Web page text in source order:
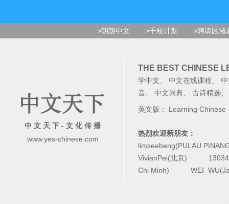
>朗朗中文 >千校计划 >聘请区域
中 文 天 下 - 文 化 传 播
www.yes-chinese.com
THE BEST CHINESE
学中文 中文在线课程
音
中文词典 古诗精选
英文版： Learning Chinese
热烈欢迎新朋友：
limseebeng(PULAU
VivianPei(北京)
Chi Minh)